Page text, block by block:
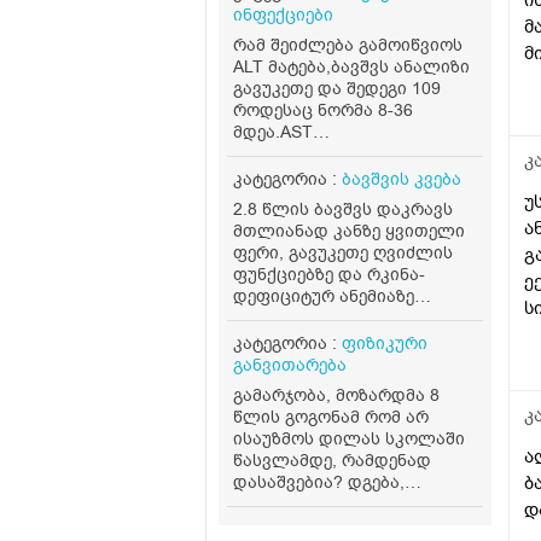
ინფექციები
რამ შეიძლება გამოიწვიოს
ALT მატება,ბავშვს ანალიზი
გავუკეთე და შედეგი 109
როდესაც ნორმა 8-36
მდეა.AST
ნორმაშია.პროფილაქტიკას
წელიწადში 2
გავუკეთე და ALT შედეგი 22
იყო.ვის
მივმართო,დამაკვალიანეთ
ჰეპატოლოგს,პედიატრს თუ
კარდიოლოგს?
კატეგორია : ბავშვის კვება
2.8 წლის ბავშვს დაკრავს
მთლიანად კანზე ყვითელი
ფერი, გავუკეთე ღვიძლის
ფუნქციებზე და რკინა-
დეფიციტურ ანემიაზე
ანალიზი, ნორმის
ფარგლებშია. თვეებიდან
ვაჭმევ გოგრას+ბატატის
ერთი ან ორი დღე,
ცოცხლად მიირთმევს
სტაფილოს დღეში ერთ
პატარას, ნუ სეზონზე
მანდარინსაც საკმაოდ
ბევრს მიირთმევდა.
კატეგორია : ფიზიკური
განვითარება
გამარჯობა, მოზარდმა 8
წლის გოგონამ რომ არ
ისაუზმოს დილას სკოლაში
წასვლამდე, რამდენად
დასაშვებია? დგება,
იღვიძებს 8 საათზე,